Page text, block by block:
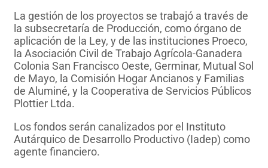
La gestión de los proyectos se trabajó a través de
la subsecretaría de Producción, como órgano de
aplicación de la Ley, y de las instituciones Proeco,
la Asociación Civil de Trabajo Agrícola-Ganadera
Colonia San Francisco Oeste, Germinar, Mutual Sol
de Mayo, la Comisión Hogar Ancianos y Familias
de Aluminé, y la Cooperativa de Servicios Públicos
Plottier Ltda.
Los fondos serán canalizados por el Instituto
Autárquico de Desarrollo Productivo (Iadep) como
agente financiero.